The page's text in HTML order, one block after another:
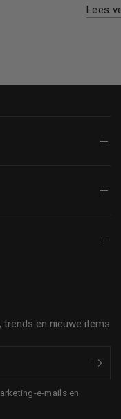
Lees
trends en nieuwe items
e-mails en